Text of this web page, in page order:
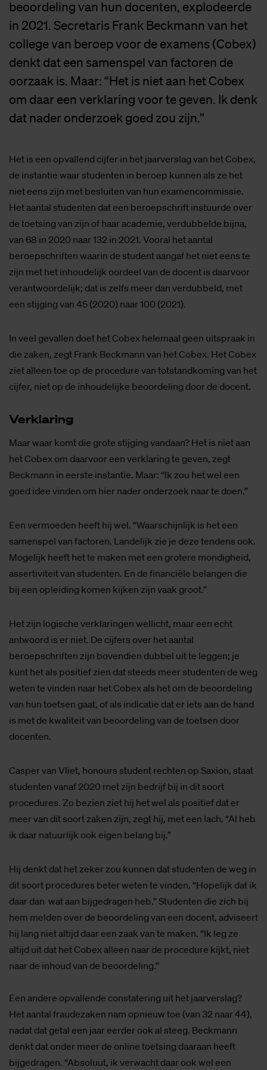
beoordeling van hun docenten, explodeerde
in 2021. Secretaris Frank Beckmann van het
college van beroep voor de examens (Cobex)
denkt dat een samenspel van factoren de
oorzaak is. Maar: “Het is niet aan het Cobex
om daar een verklaring voor te geven. Ik denk
dat nader onderzoek goed zou zijn.”
Het is een opvallend cijfer in het jaarverslag van het Cobex,
de instantie waar studenten in beroep kunnen als ze het
niet eens zijn met besluiten van hun examencommissie.
Het aantal studenten dat een beroepschrift instuurde over
de toetsing van zijn of haar academie, verdubbelde bijna,
van 68 in 2020 naar 132 in 2021. Vooral het aantal
beroepschriften waarin de student aangaf het niet eens te
zijn met het inhoudelijk oordeel van de docent is daarvoor
verantwoordelijk; dat is zelfs meer dan verdubbeld, met
een stijging van 45 (2020) naar 100 (2021).
In veel gevallen doet het Cobex helemaal geen uitspraak in
die zaken, zegt Frank Beckmann van het Cobex. Het Cobex
ziet alleen toe op de procedure van totstandkoming van het
cijfer, niet op de inhoudelijke beoordeling door de docent.
Ver­kla­ring
Maar waar komt die grote stijging vandaan? Het is niet aan
het Cobex om daarvoor een verklaring te geven, zegt
Beckmann in eerste instantie. Maar: “Ik zou het wel een
goed idee vinden om hier nader onderzoek naar te doen.”
Een vermoeden heeft hij wel. “Waarschijnlijk is het een
samenspel van factoren. Landelijk zie je deze tendens ook.
Mogelijk heeft het te maken met een grotere mondigheid,
assertiviteit van studenten. En de financiële belangen die
bij een opleiding komen kijken zijn vaak groot.”
Het zijn logische verklaringen wellicht, maar een echt
antwoord is er niet. De cijfers over het aantal
beroepschriften zijn bovendien dubbel uit te leggen; je
kunt het als positief zien dat steeds meer studenten de weg
weten te vinden naar het Cobex als het om de beoordeling
van hun toetsen gaat, of als indicatie dat er iets aan de hand
is met de kwaliteit van beoordeling van de toetsen door
docenten.
Casper van Vliet, honours student rechten op Saxion, staat
studenten vanaf 2020 met zijn bedrijf bij in dit soort
procedures. Zo bezien ziet hij het wel als positief dat er
meer van dit soort zaken zijn, zegt hij, met een lach. “Al heb
ik daar natuurlijk ook eigen belang bij.”
Hij denkt dat het zeker zou kunnen dat studenten de weg in
dit soort procedures beter weten te vinden. “Hopelijk dat ik
daar dan wat aan bijgedragen heb.” Studenten die zich bij
hem melden over de beoordeling van een docent, adviseert
hij lang niet altijd daar een zaak van te maken. “Ik leg ze
altijd uit dat het Cobex alleen naar de procedure kijkt, niet
naar de inhoud van de beoordeling.”
Een andere opvallende constatering uit het jaarverslag?
Het aantal fraudezaken nam opnieuw toe (van 32 naar 44),
nadat dat getal een jaar eerder ook al steeg. Beckmann
denkt dat onder meer de online toetsing daaraan heeft
bijgedragen. “Absoluut, ik verwacht daar ook wel een